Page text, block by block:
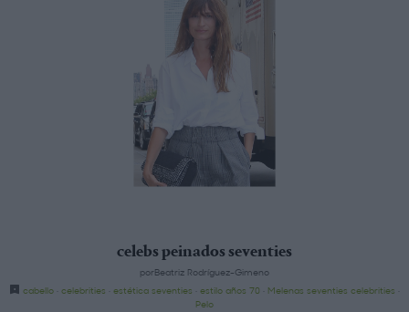
celebs peinados seventies
porBeatriz Rodríguez-Gimeno
cabello celebrities estética seventies estilo años 70 Melenas seventies celebrities
Pelo